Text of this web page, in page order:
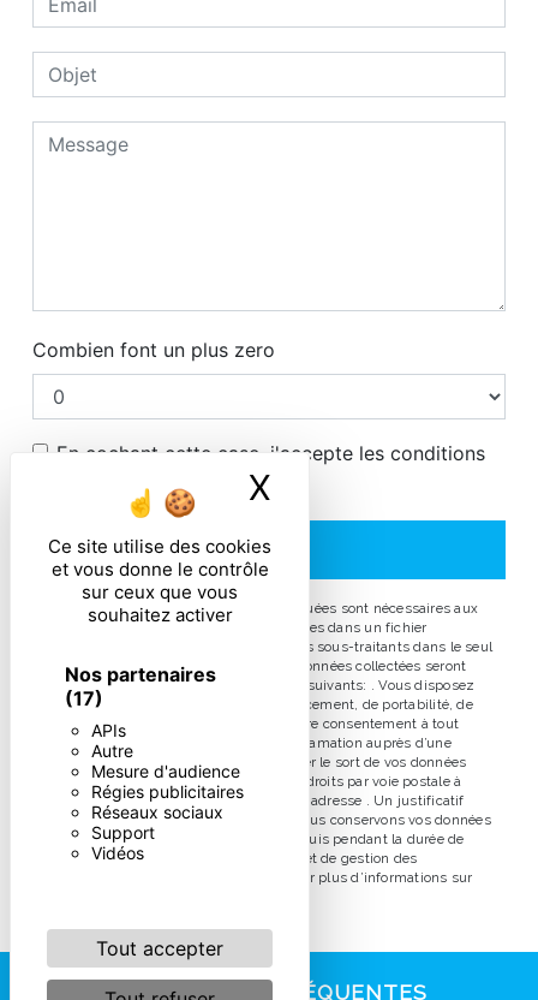
Ce site utilise des cookies
et vous donne le contrôle
sur ceux que vous
souhaitez activer
Nos partenaires
(17)
APIs
Autre
Mesure d'audience
Régies publicitaires
Réseaux sociaux
Support
Vidéos
Tout accepter
X
Combien font un plus zero
En cochant cette case, j'accepte les conditions
particulières ci-dessous **
ENVOYER
** Les données personnelles communiquées sont nécessaires aux
fins de vous contacter et sont enregistrées dans un fichier
informatisé. Elles sont destinées à et ses sous-traitants dans le seul
but de répondre à votre message. Les données collectées seront
communiquées aux seuls destinataires suivants: . Vous disposez
de droits d’accès, de rectification, d’effacement, de portabilité, de
limitation, d’opposition, de retrait de votre consentement à tout
moment et du droit d’introduire une réclamation auprès d’une
autorité de contrôle, ainsi que d’organiser le sort de vos données
post-mortem. Vous pouvez exercer ces droits par voie postale à
l'adresse ou par courrier électronique à l'adresse . Un justificatif
d'identité pourra vous être demandé. Nous conservons vos données
pendant la période de prise de contact puis pendant la durée de
prescription légale aux fins probatoires et de gestion des
contentieux. Consultez le site cnil.fr pour plus d’informations sur
RECHERCHES FRÉQUENTES